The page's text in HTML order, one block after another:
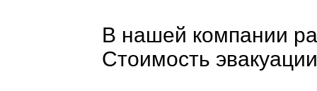
В нашей компании
Стоимость